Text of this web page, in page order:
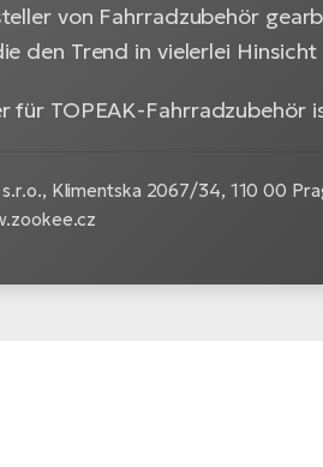
von Fahrradzubehör
den Trend in vielerlei
für TOPEAK-Fahrradzubehör
Klimentska 2067/34, 110 00